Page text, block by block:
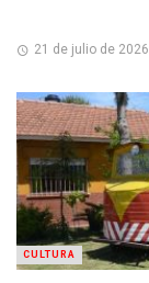
21 de julio de 2026
CULTURA